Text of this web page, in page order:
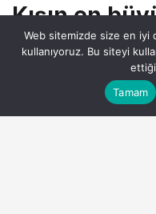
Kışın en
kapalı
11 Aralık 2025,
Bu web sitesinde en iyi
için çerezler kullanılmaktadır.
Web sitemizde size en iyi
kullanıyoruz. Bu siteyi
Tamam